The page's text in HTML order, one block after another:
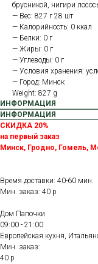
брусникой, нигири
— Вес: 827 г 28 шт
— Калорийность: 0 ккал
— Белки: 0 г
— Жиры: 0 г
— Углеводы: 0 г
— Условия хранения:
— Город: Минск
Weight: 827 g
ИНФОРМАЦИЯ
ИНФОРМАЦИЯ
СКИДКА 20%
на первый заказ
Минск, Гродно, Гомель,
Время доставки: 40-60 мин.
Мин. заказ: 40 р
Дом Папочки
09:00 - 21:00
Европейская кухня,
Мин. заказ:
40 р